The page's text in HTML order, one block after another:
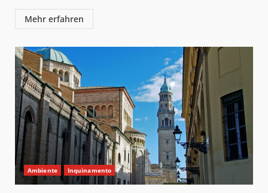
Mehr erfahren
Ambiente Inquinamento